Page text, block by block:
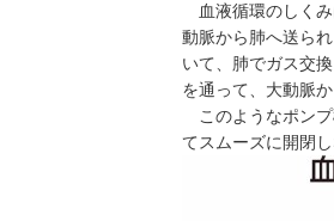
血液循環のしくみ
動脈から肺へ送ら
いて、肺でガス交
を通って、大動脈
このようなポンプ
てスムーズに開閉